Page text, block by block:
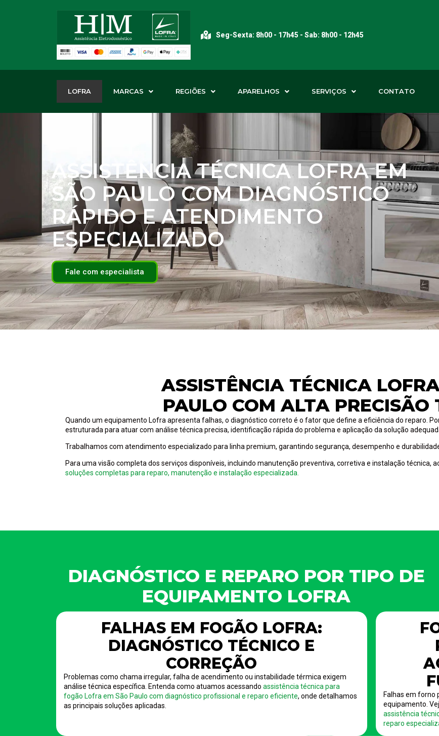
Seg-Sexta: 8h00 - 17h45 - Sab: 8h00 - 12h45
LOFRA MARCAS REGIÕES APARELHOS SERVIÇOS CONTATO
ASSISTÊNCIA TÉCNICA LOFRA EM
SÃO PAULO COM DIAGNÓSTICO
RÁPIDO E ATENDIMENTO
ESPECIALIZADO
Fale com especialista
ASSISTÊNCIA TÉCNICA
PAULO COM ALTA PRECISÃO
Quando um equipamento Lofra apresenta falhas, o diagnóstico correto é o fator que define a eficiência do reparo.
estruturada para atuar com análise técnica precisa, identificação rápida do problema e aplicação da solução
Trabalhamos com atendimento especializado para linha premium, garantindo segurança, desempenho e
Para uma visão completa dos serviços disponíveis, incluindo manutenção preventiva, corretiva e instalação técnica,
soluções completas para reparo, manutenção e instalação especializada.
DIAGNÓSTICO E REPARO POR TIPO DE
EQUIPAMENTO LOFRA
FALHAS EM FOGÃO LOFRA:
DIAGNÓSTICO TÉCNICO E
CORREÇÃO
Problemas como chama irregular, falha de acendimento ou instabilidade térmica exigem
análise técnica específica. Entenda como atuamos acessando assistência técnica para
fogão Lofra em São Paulo com diagnóstico profissional e reparo eficiente, onde detalhamos
as principais soluções aplicadas.
Falhas em
equipamento.
assistência
reparo